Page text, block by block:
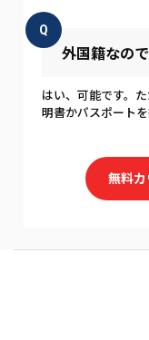
Q
外国籍なの
はい、可能です。
明書かパスポート
無料